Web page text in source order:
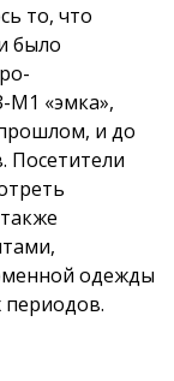
то, что
было
М1 «эмка»,
и до
Посетители
одежды
периодов.